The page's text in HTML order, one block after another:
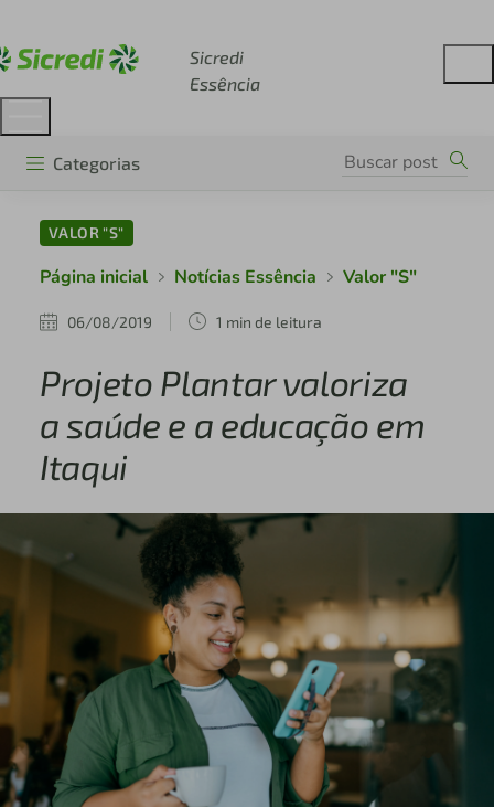
Sicredi
Essência
Categorias
VALOR "S"
Página inicial Notícias Essência Valor "S"
06/08/2019 1 min de leitura
Projeto Plantar valoriza
a saúde e a educação em
Itaqui